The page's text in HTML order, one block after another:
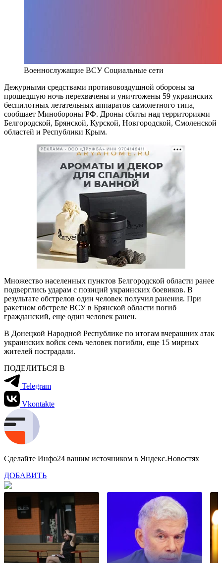
Военнослужащие ВСУ Социальные сети
Дежурными средствами противовоздушной обороны за
прошедшую ночь перехвачены и уничтожены 59 украинских
беспилотных летательных аппаратов самолетного типа,
сообщает Минобороны РФ. Дроны сбиты над территориями
Белгородской, Брянской, Курской, Новгородской, Смоленской
областей и Республики Крым.
РЕКЛАМА • ООО «ДРУЖБА» ИНН 9704146411
Множество населенных пунктов Белгородской области ранее
подверглись ударам с позиций украинских боевиков. В
результате обстрелов один человек получил ранения. При
ракетном обстреле ВСУ в Брянской области погиб
гражданский, еще один человек ранен.
В Донецкой Народной Республике по итогам вчерашних атак
украинских войск семь человек погибли, еще 15 мирных
жителей пострадали.
ПОДЕЛИТЬСЯ В
Telegram
Vkontakte
Сделайте Инфо24 вашим источником в Яндекс.Новостях
ДОБАВИТЬ